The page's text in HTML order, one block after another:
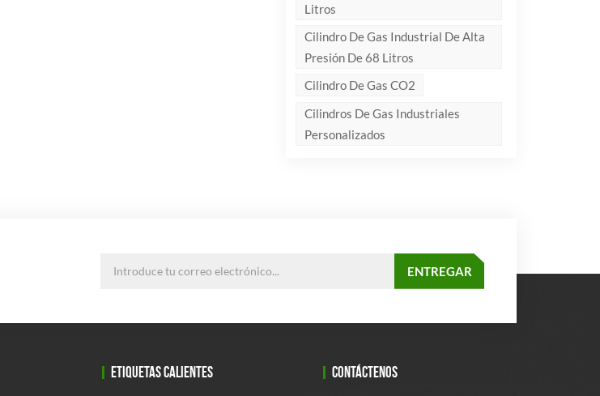
Litros
Cilindro De Gas Industrial De Alta
Presión De 68 Litros
Cilindro De Gas CO2
Cilindros De Gas Industriales
Personalizados
ETIQUETAS CALIENTES CONTÁCTENOS